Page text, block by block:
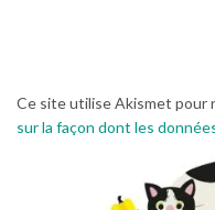
Ce site utilise Akismet pour
sur la façon dont les